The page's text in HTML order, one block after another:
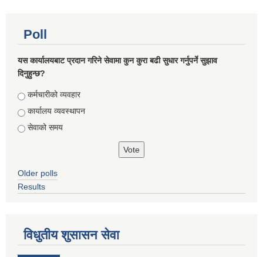
Poll
यस कार्यालयबाट प्रदान गरिने सेवामा कुन कुरा बढी सुधार गर्नुपर्ने सुझाव
दिनुहुन्छ?
Choices
कर्मचारीको व्यवहार
कार्यालय व्यवस्थापन
सेवाको समय
Older polls
Results
विधुतीय शुसासन सेवा